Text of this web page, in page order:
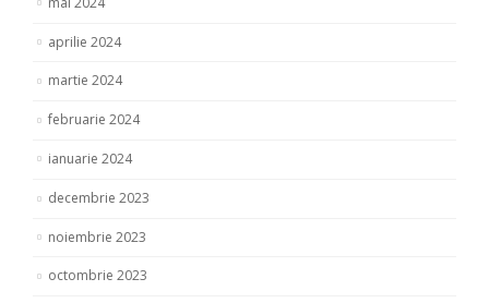
aprilie 2024
martie 2024
februarie 2024
ianuarie 2024
decembrie 2023
noiembrie 2023
octombrie 2023